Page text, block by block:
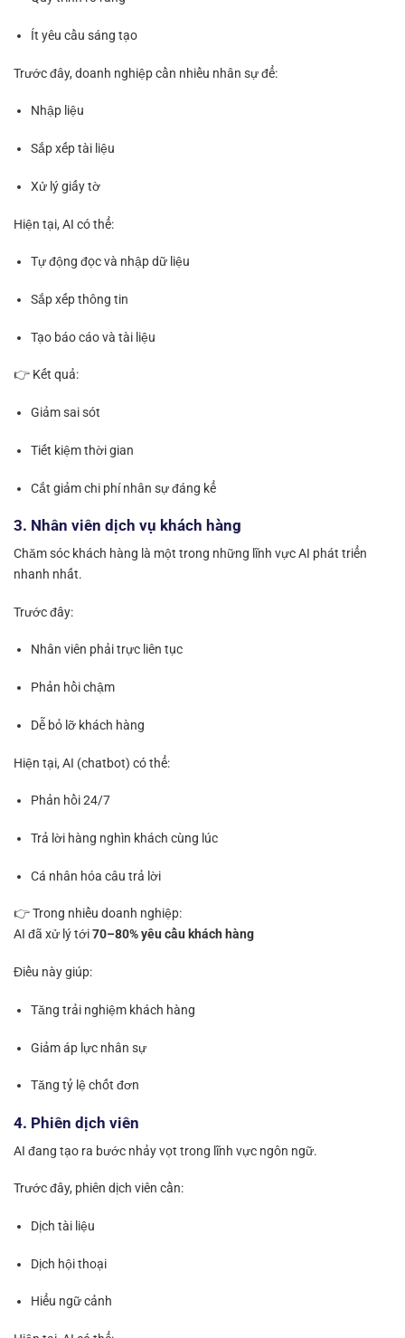
Ít yêu cầu sáng tạo
Trước đây, doanh nghiệp cần nhiều nhân sự để:
Nhập liệu
Sắp xếp tài liệu
Xử lý giấy tờ
Hiện tại, AI có thể:
Tự động đọc và nhập dữ liệu
Sắp xếp thông tin
Tạo báo cáo và tài liệu
👉 Kết quả:
Giảm sai sót
Tiết kiệm thời gian
Cắt giảm chi phí nhân sự đáng kể
3. Nhân viên dịch vụ khách hàng
Chăm sóc khách hàng là một trong những lĩnh vực AI phát triển
nhanh nhất.
Trước đây:
Nhân viên phải trực liên tục
Phản hồi chậm
Dễ bỏ lỡ khách hàng
Hiện tại, AI (chatbot) có thể:
Phản hồi 24/7
Trả lời hàng nghìn khách cùng lúc
Cá nhân hóa câu trả lời
👉 Trong nhiều doanh nghiệp:
AI đã xử lý tới70–80% yêu cầu khách hàng
Điều này giúp:
Tăng trải nghiệm khách hàng
Giảm áp lực nhân sự
Tăng tỷ lệ chốt đơn
4. Phiên dịch viên
AI đang tạo ra bước nhảy vọt trong lĩnh vực ngôn ngữ.
Trước đây, phiên dịch viên cần:
Dịch tài liệu
Dịch hội thoại
Hiểu ngữ cảnh